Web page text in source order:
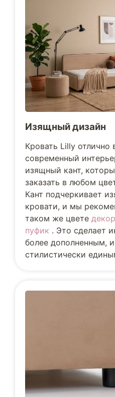
Изящный дизайн
Кровать Lilly отлично
современный
изящный кант,
заказать в любом
Кант подчеркивает
кровати, и мы
таком же цвете
пуфик . Это сделает
более дополненным,
стилистически